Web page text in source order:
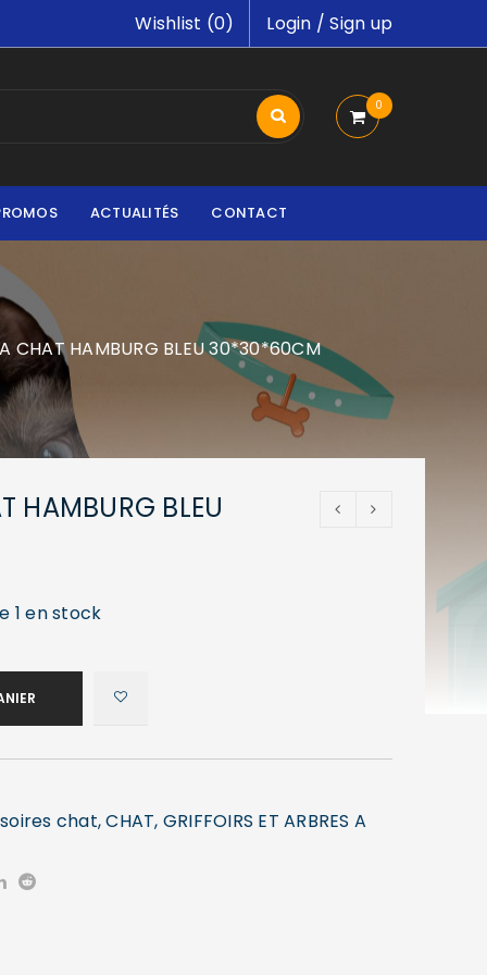
Login /Sign up
Wishlist (0)
0
ACTUALITÉS CONTACT
CHAT HAMBURG BLEU 30*30*60CM
HAMBURG BLEU
1 en stock
chat,CHAT, GRIFFOIRS ET ARBRES A